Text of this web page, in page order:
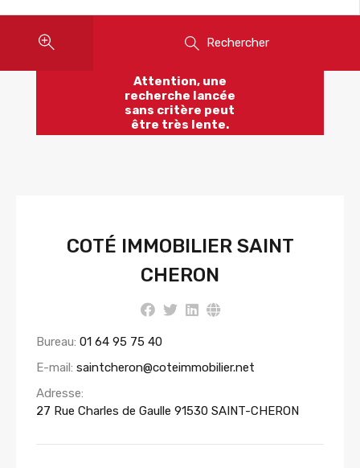
Rechercher
Attention, une
recherche lancée
sans critère peut
être très lente.
COTÉ IMMOBILIER SAINT
CHERON
Bureau: 01 64 95 75 40
E-mail: saintcheron@coteimmobilier.net
Adresse:
27 Rue Charles de Gaulle 91530 SAINT-CHERON